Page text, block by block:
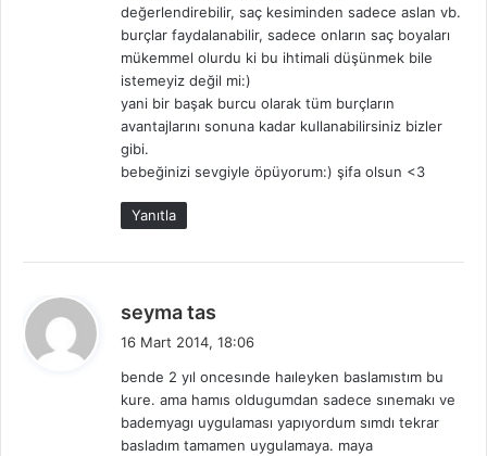
değerlendirebilir, saç kesiminden sadece aslan vb.
burçlar faydalanabilir, sadece onların saç boyaları
mükemmel olurdu ki bu ihtimali düşünmek bile
istemeyiz değil mi:)
yani bir başak burcu olarak tüm burçların
avantajlarını sonuna kadar kullanabilirsiniz bizler
gibi.
bebeğinizi sevgiyle öpüyorum:) şifa olsun <3
Yanıtla
seyma tas
i
k
i
16 Mart 2014, 18:06
bende 2 yıl oncesınde haıleyken baslamıstım bu
kure. ama hamıs oldugumdan sadece sınemakı ve
bademyagı uygulaması yapıyordum sımdı tekrar
basladım tamamen uygulamaya. maya